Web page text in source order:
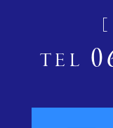
TEL